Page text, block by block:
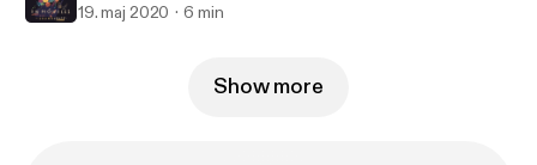
19. maj 2020 6 min
Show more